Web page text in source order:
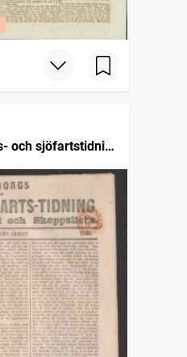
och sjöfartstidning